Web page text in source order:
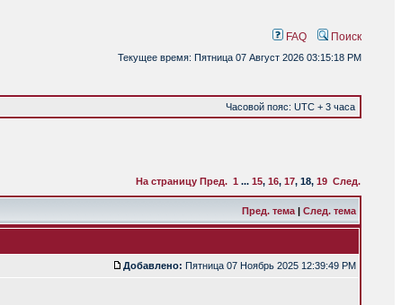
FAQ Поиск
Текущее время: Пятница 07 Август 2026 03:15:18 PM
Часовой пояс: UTC + 3 часа
На страницу Пред. 1 ... 15, 16, 17, 18, 19 След.
Пред. тема | След. тема
Добавлено: Пятница 07 Ноябрь 2025 12:39:49 PM